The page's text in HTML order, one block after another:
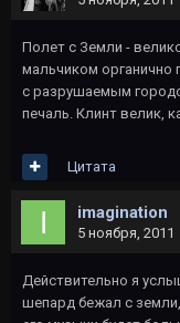
Полет с Земли -
мальчиком органично
с разрушаемым
печаль. Клинт велик,
Цитата
imagination
5 ноября, 2011
Действительно я
шепард бежал с